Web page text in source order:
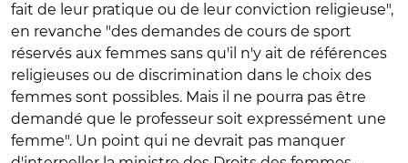
fait de leur pratique ou de leur conviction religieuse",
en revanche "des demandes de cours de sport
réservés aux femmes sans qu'il n'y ait de références
religieuses ou de discrimination dans le choix des
femmes sont possibles. Mais il ne pourra pas être
demandé que le professeur soit expressément une
femme". Un point qui ne devrait pas manquer